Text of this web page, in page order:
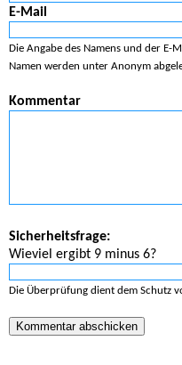
E-Mail
Die Angabe des Namens und der
Namen werden unter Anonym
Kommentar
Sicherheitsfrage:
Wieviel ergibt 9 minus 6?
Die Überprüfung dient dem Schutz